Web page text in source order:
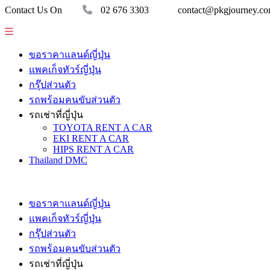
Contact Us On 02 676 3303
ขอราคาแลนด์ญี่ปุ่น
แพคเก็จทัวร์ญี่ปุ่น
กรุ๊ปส่วนตัว
รถพร้อมคนขับส่วนตัว
รถเช่าที่ญี่ปุ่น
TOYOTA RENT A CAR
EKI RENT A CAR
HIPS RENT A CAR
Thailand DMC
ขอราคาแลนด์ญี่ปุ่น
แพคเก็จทัวร์ญี่ปุ่น
กรุ๊ปส่วนตัว
รถพร้อมคนขับส่วนตัว
รถเช่าที่ญี่ปุ่น